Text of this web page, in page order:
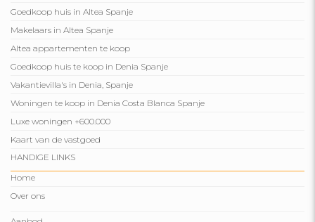
Goedkoop huis in Altea Spanje
Makelaars in Altea Spanje
Altea appartementen te koop
Goedkoop huis te koop in Denia Spanje
Vakantievilla's in Denia, Spanje
Woningen te koop in Denia Costa Blanca Spanje
Luxe woningen +600.000
Kaart van de vastgoed
HANDIGE LINKS
Home
Over ons